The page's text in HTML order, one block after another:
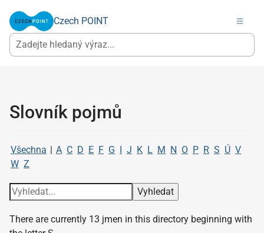
Czech POINT
Slovník pojmů
Všechna | A C D E F G I J K L M N O P R S Ú V
W Z
There are currently 13 jmen in this directory beginning with